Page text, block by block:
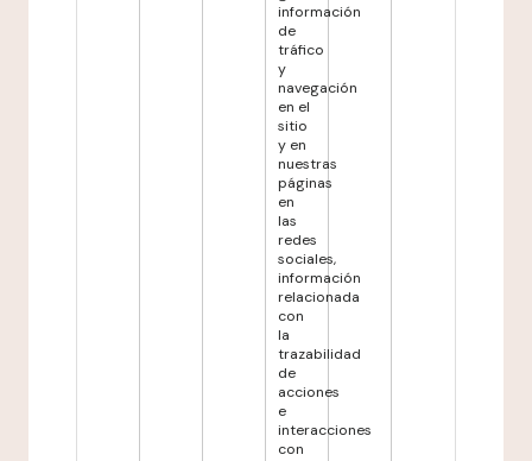
información
de
tráfico
y
navegación
en el
sitio
y en
nuestras
páginas
en
las
redes
sociales,
información
relacionada
con
la
trazabilidad
de
acciones
e
interacciones
con